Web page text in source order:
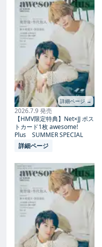
詳細ページ →
2026.7.9 発売
【HMV限定特典】Net×JJ ポス
トカード1枚 awesome!
Plus SUMMER SPECIAL
詳細ページ